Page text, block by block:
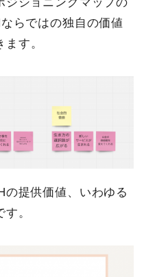
らではの独自の価値
す。
の提供価値、いわゆる
。